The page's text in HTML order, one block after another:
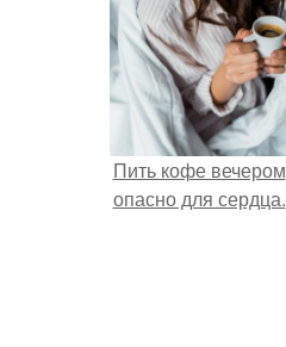
Пить кофе вечером
опасно для сердца.